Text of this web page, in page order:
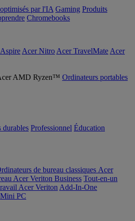
par l'IA Gaming Produits
Chromebooks
Acer Nitro Acer TravelMate Acer
Ordinateurs portables
durables Professionnel Éducation
de bureau classiques Acer
Acer Veriton Business Tout-en-un
Acer Veriton Add-In-One
Mini PC